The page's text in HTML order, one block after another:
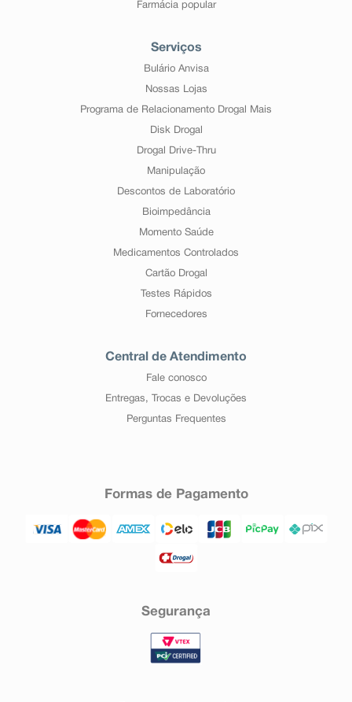
Farmácia popular
Serviços
Bulário Anvisa
Nossas Lojas
Programa de Relacionamento Drogal Mais
Disk Drogal
Drogal Drive-Thru
Manipulação
Descontos de Laboratório
Bioimpedância
Momento Saúde
Medicamentos Controlados
Cartão Drogal
Testes Rápidos
Fornecedores
Central de Atendimento
Fale conosco
Entregas, Trocas e Devoluções
Perguntas Frequentes
Formas de Pagamento
Segurança